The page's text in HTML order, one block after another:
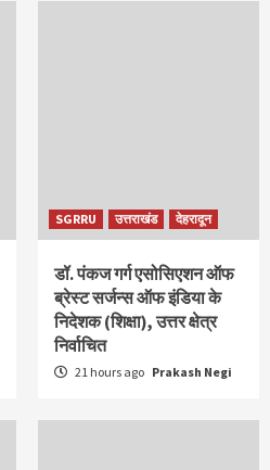
SGRRU उत्तराखंड देहरादून
डॉ. पंकज गर्ग एसोसिएशन ऑफ
ब्रेस्ट सर्जन्स ऑफ इंडिया के
निदेशक (शिक्षा), उत्तर क्षेत्र
निर्वाचित
21 hours ago Prakash Negi